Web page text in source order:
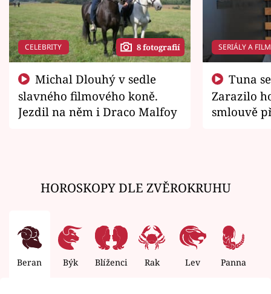
CELEBRITY 8 fotografií
slavného filmového koně.
Jezdil na něm i Draco Malfoy
SERIÁLY A
Zarazilo
smlouvě
HOROSKOPY DLE ZVĚROKRUHU
Beran Býk Blíženci Rak Lev Panna